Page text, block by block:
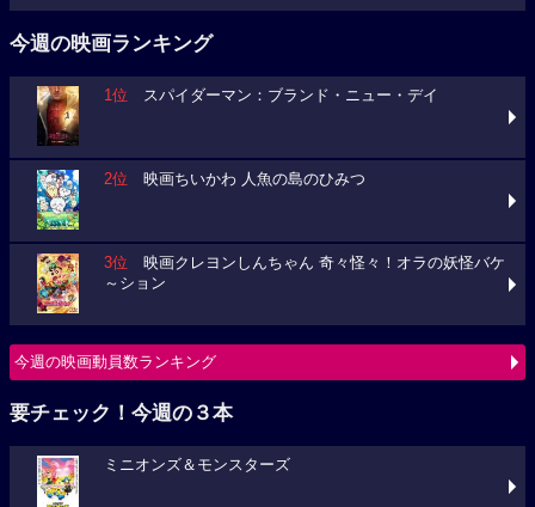
今週の映画ランキング
1位 スパイダーマン：ブランド・ニュー・デイ
2位 映画ちいかわ 人魚の島のひみつ
3位 映画クレヨンしんちゃん 奇々怪々！オラの妖怪バケ
～ション
今週の映画動員数ランキング
要チェック！今週の３本
ミニオンズ＆モンスターズ